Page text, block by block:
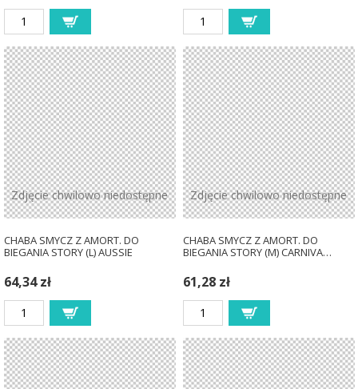
Zdjęcie chwilowo niedostępne
CHABA SMYCZ Z AMORT. DO
BIEGANIA STORY (L) AUSSIE
64,34 zł
Zdjęcie chwilowo niedostępne
CHABA SMYCZ Z AMORT. DO
BIEGANIA STORY (M) CARNIVA…
61,28 zł